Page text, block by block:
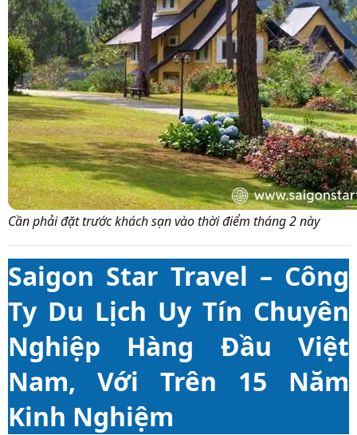
Cần phải đặt trước khách sạn vào thời điểm tháng 2 này
Saigon Star Travel – Công
Ty Du Lịch Uy Tín Chuyên
Nghiệp Hàng Đầu Việt
Nam, Với Trên 15 Năm
Kinh Nghiệm